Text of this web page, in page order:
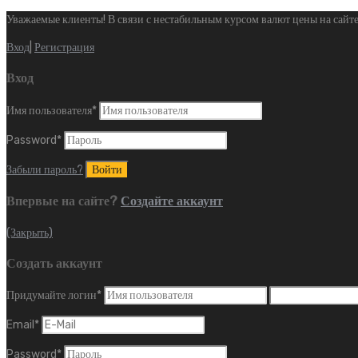
Уважаемые клиенты! В связи с нестабильным курсом валют цены на
Вход Регистрация
Вход
Имя пользователя*
Password*
Забыли пароль?
Впервые на сайте? Создайте аккаунт
(Закрыть)
Создать аккаунт
Придумайте логин*
Email *
Password*